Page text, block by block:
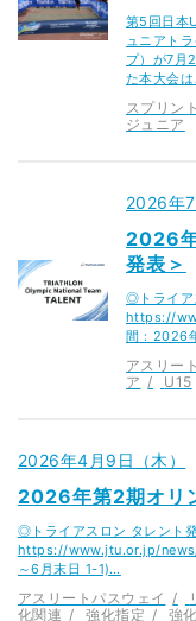
第5回日本
ュニアト
プ）が7月
た本大会
スプリント
ジュニア
2026年7
2026
発表＞
◎トライア
https://
間：2026
アスリー
ア
U15
2026年4月9日（木）
2026年第2期オリ
◎トライアスロン タレント
https://www.jtu.or.jp/
～6月末日 1-1)…
アスリートパスウェイ
化関連
強化指定 強